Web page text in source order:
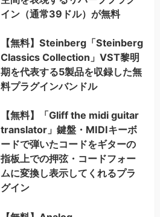
イン（通常39ドル）が無料
【無料】Steinberg「Steinberg
Classics Collection」VST黎明
期を代表する5製品を収録した無
料プラグインバンドル
【無料】「Gliff the midi guitar
translator」鍵盤・MIDIキーボ
ードで弾いたコードをギターの
指板上での押弦・コードフォー
ムに変換し表示してくれるプラ
グイン